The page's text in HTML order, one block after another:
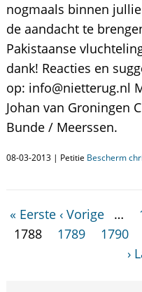
nogmaals binnen
de aandacht te
Pakistaanse
dank! Reacties en
op: info@nietterug.nl
Johan van Groningen
Bunde / Meerssen.
08-03-2013 | Petitie Bescherm
« Eerste ‹ Vorige …
1788
1789 1790
›